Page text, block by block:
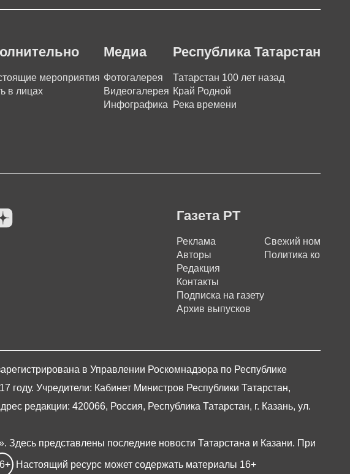
мероприятия
в лицах
Медиа
Фотогалерея
Видеогалерея
Инфографика
Республика Татарстан
Татарстан 100 лет назад
Край Родной
Река времени
Газета РТ
Реклама
Авторы
Редакция
Контакты
Подписка на газету
Архив выпусков
Свежий номер
Политика
в Управлении Роскомнадзора по Республике
Учредители: Кабинет Министров Республики Татарстан,
редакции: 420066, Россия, Республика Татарстан, г. Казань, ул.
Здесь представлены последние новости Татарстана и Казани. При
Настоящий ресурс может содержать материалы 16+